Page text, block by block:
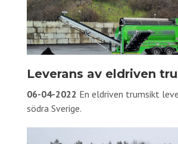
Leverans av eldriven
06-04-2022 En eldriven trumsikt
södra Sverige.